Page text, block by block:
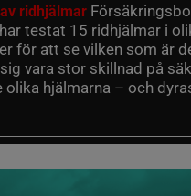
ridhjälmar
testat 15 ridhjälmar i
för att se vilken som är
vara stor skillnad på
olika hjälmarna – och